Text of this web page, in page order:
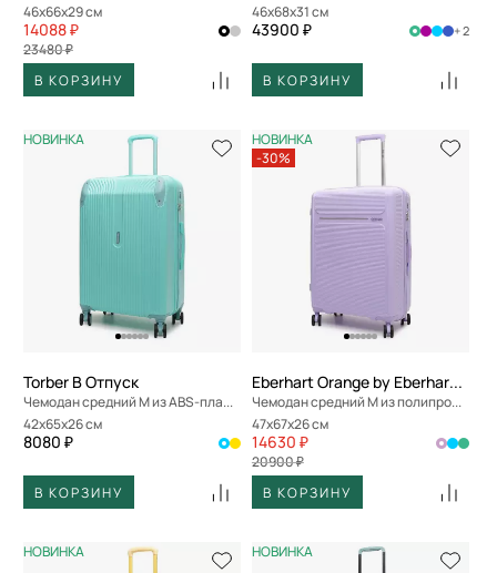
46x66x29 см
14088 ₽
23480 ₽
В КОРЗИНУ
46x68x31 см
43900 ₽ + 2
В КОРЗИНУ
НОВИНКА
Torber В Отпуск
Чемодан средний M из ABS-пластика
42x65x26 см
8080 ₽
В КОРЗИНУ
НОВИНКА
-30%
Eberhart Orange by Eberhart Weekend
Чемодан средний M из полипропилена
47x67x26 см
14630 ₽
20900 ₽
В КОРЗИНУ
НОВИНКА НОВИНКА